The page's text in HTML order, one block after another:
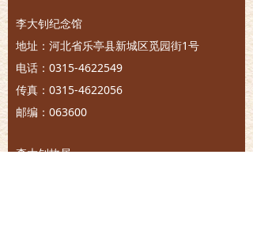
李大钊纪念馆
地址：河北省乐亭县新城区觅园街1号
电话：0315-4622549
传真：0315-4622056
邮编：063600
李大钊故居